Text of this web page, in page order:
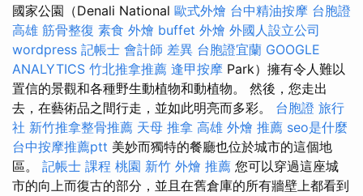
國家公園（Denali National 歐式外燴 台中精油按摩 台胞證
高雄 筋骨整復 素食 外燴 buffet 外燴 外國人設立公司
wordpress 記帳士 會計師 差異 台胞證宜蘭 GOOGLE
ANALYTICS 竹北推拿推薦 逢甲按摩 Park）擁有令人難以
置信的景觀和各種野生動植物和動植物。 然後，您走出
去，在藝術品之間行走，並如此明亮而多彩。 台胞證 旅行
社 新竹推拿整骨推薦 天母 推拿 高雄 外燴 推薦 seo是什麼
台中按摩推薦ptt 美妙而獨特的餐廳也位於城市的這個地
區。 記帳士 課程 桃園 新竹 外燴 推薦 您可以穿過這座城
市的向上而復古的部分，並且在舊倉庫的所有牆壁上都看到